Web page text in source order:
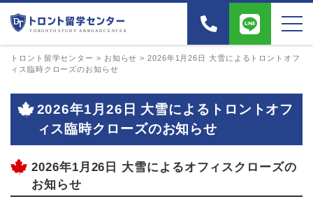
トロント留学センター > お知らせ >2026年1月26日 大雪によるトロントオフ
ィス臨時クローズのお知らせ
2026年1月26日 大雪によるトロントオフ
ィス臨時クローズのお知らせ
2026年1月26日 大雪によるオフィスクローズの
お知らせ